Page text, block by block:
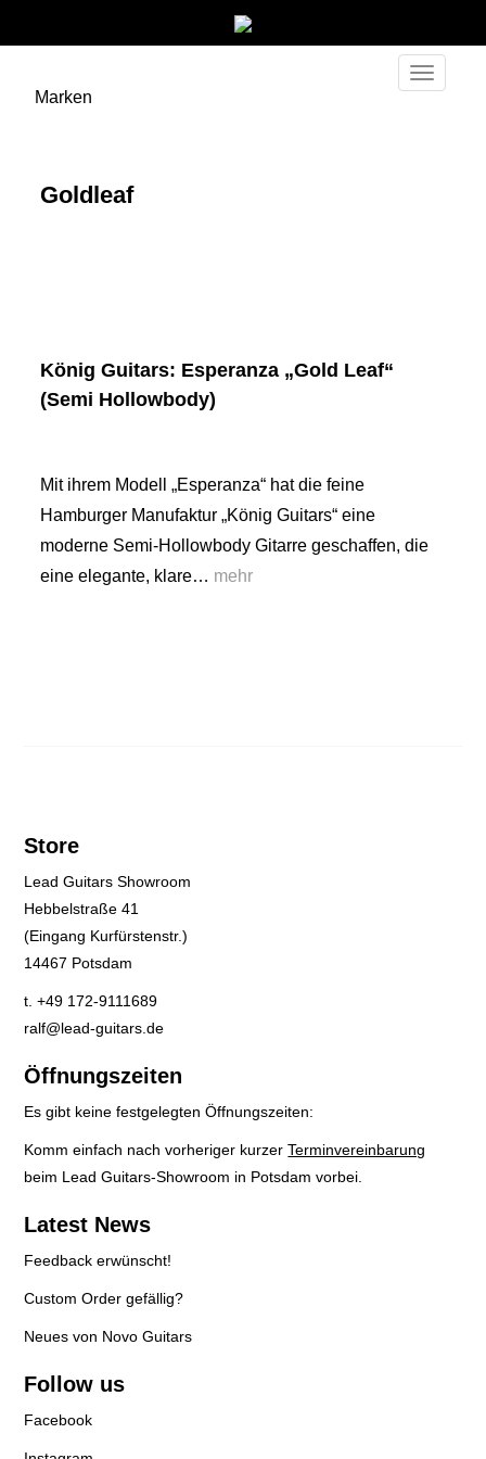
Toggle
Marken
Goldleaf
König Guitars: Esperanza „Gold Leaf“
(Semi Hollowbody)
Mit ihrem Modell „Esperanza“ hat die feine
Hamburger Manufaktur „König Guitars“ eine
moderne Semi-Hollowbody Gitarre geschaffen, die
eine elegante, klare… mehr
Store
Lead Guitars Showroom
Hebbelstraße 41
(Eingang Kurfürstenstr.)
14467 Potsdam
t. +49 172-9111689
ralf@lead-guitars.de
Öffnungszeiten
Es gibt keine festgelegten Öffnungszeiten:
Komm einfach nach vorheriger kurzerTerminvereinbarung
beim Lead Guitars-Showroom in Potsdam vorbei.
Latest News
Feedback erwünscht!
Custom Order gefällig?
Neues von Novo Guitars
Follow us
Facebook